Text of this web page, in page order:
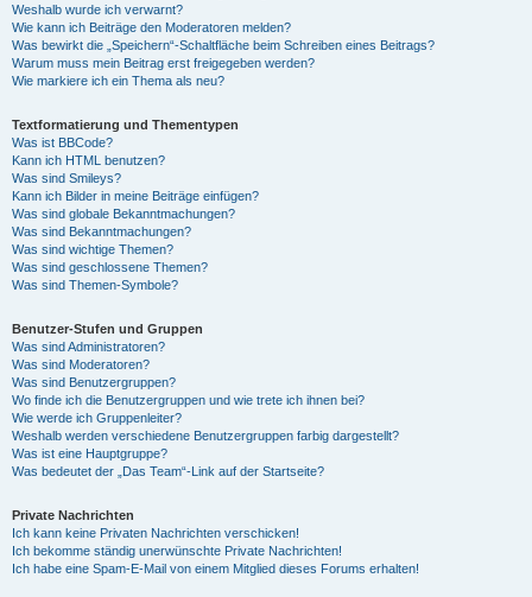
Weshalb wurde ich verwarnt?
Wie kann ich Beiträge den Moderatoren melden?
Was bewirkt die „Speichern“-Schaltfläche beim Schreiben eines Beitrags?
Warum muss mein Beitrag erst freigegeben werden?
Wie markiere ich ein Thema als neu?
Textformatierung und Thementypen
Was ist BBCode?
Kann ich HTML benutzen?
Was sind Smileys?
Kann ich Bilder in meine Beiträge einfügen?
Was sind globale Bekanntmachungen?
Was sind Bekanntmachungen?
Was sind wichtige Themen?
Was sind geschlossene Themen?
Was sind Themen-Symbole?
Benutzer-Stufen und Gruppen
Was sind Administratoren?
Was sind Moderatoren?
Was sind Benutzergruppen?
Wo finde ich die Benutzergruppen und wie trete ich ihnen bei?
Wie werde ich Gruppenleiter?
Weshalb werden verschiedene Benutzergruppen farbig dargestellt?
Was ist eine Hauptgruppe?
Was bedeutet der „Das Team“-Link auf der Startseite?
Private Nachrichten
Ich kann keine Privaten Nachrichten verschicken!
Ich bekomme ständig unerwünschte Private Nachrichten!
Ich habe eine Spam-E-Mail von einem Mitglied dieses Forums erhalten!